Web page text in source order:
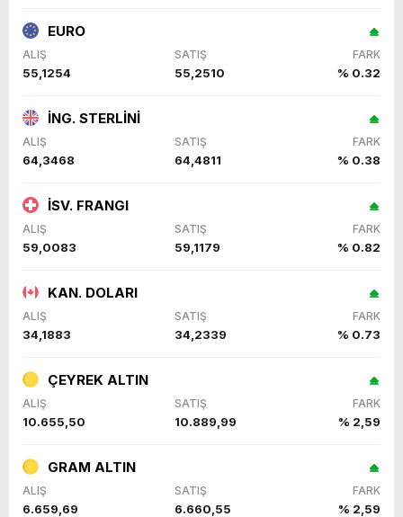
EURO
ALIŞ SATIŞ FARK
55,1254 55,2510 % 0.32
İNG. STERLİNİ
ALIŞ SATIŞ FARK
64,3468 64,4811 % 0.38
İSV. FRANGI
ALIŞ SATIŞ FARK
59,0083 59,1179 % 0.82
KAN. DOLARI
ALIŞ SATIŞ FARK
34,1883 34,2339 % 0.73
ÇEYREK ALTIN
ALIŞ SATIŞ FARK
10.655,50 10.889,99 % 2,59
GRAM ALTIN
ALIŞ SATIŞ FARK
6.659,69 6.660,55 % 2,59